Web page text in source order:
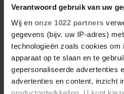
Verantwoord gebruik van uw
Wij en onze 1022 partners
gegevens (bijv. uw IP-adres)
technologieën zoals cookies om
apparaat op te slaan en te
gepersonaliseerde advertenties
advertenties en content, inzicht
ONSYMPATHIEK’